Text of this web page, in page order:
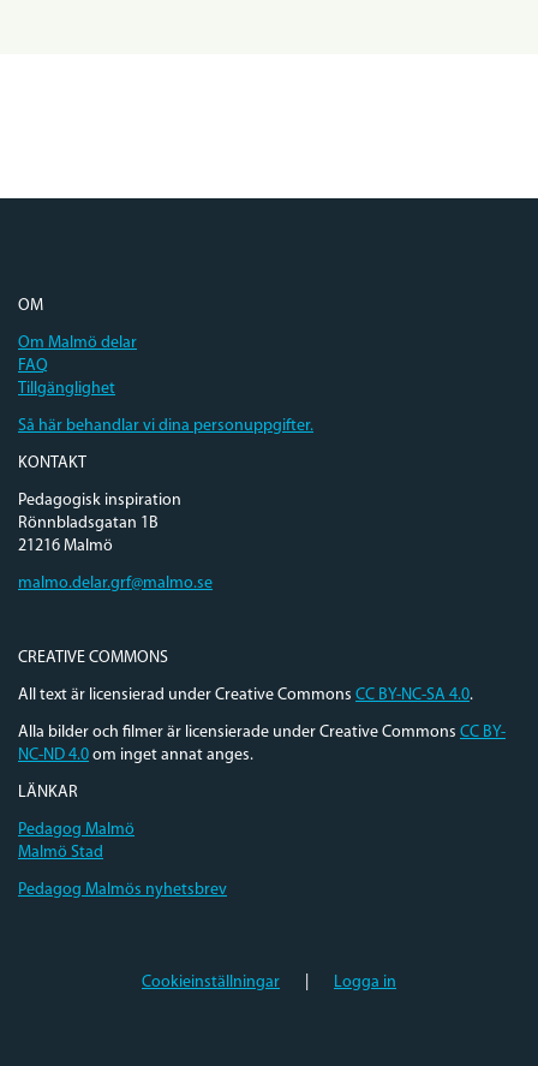
OM
Om Malmö delar
FAQ
Tillgänglighet
Så här behandlar vi dina personuppgifter.
KONTAKT
Pedagogisk inspiration
Rönnbladsgatan 1B
21216 Malmö
malmo.delar.grf@malmo.se
CREATIVE COMMONS
All text är licensierad under Creative Commons CC BY-NC-SA 4.0.
Alla bilder och filmer är licensierade under Creative Commons CC BY-
NC-ND 4.0 om inget annat anges.
LÄNKAR
Pedagog Malmö
Malmö Stad
Pedagog Malmös nyhetsbrev
Cookieinställningar Logga in